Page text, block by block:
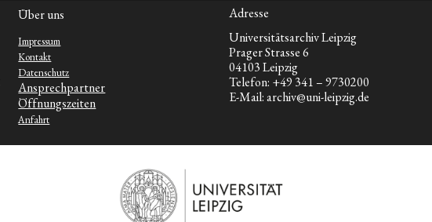
Über uns
Impressum
Kontakt
Datenschutz
Ansprechpartner
Öffnungszeiten
Anfahrt
Adresse
Universitätsarchiv Leipzig
Prager Strasse 6
04103 Leipzig
Telefon: +49 341 – 9730200
E-Mail: archiv@uni-leipzig.de